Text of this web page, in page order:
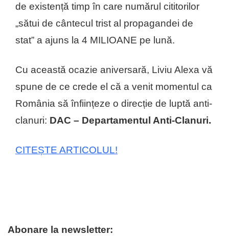
de existență timp în care numărul cititorilor
„sătui de cântecul trist al propagandei de
stat” a ajuns la 4 MILIOANE pe lună.
Cu această ocazie aniversară, Liviu Alexa vă
spune de ce crede el că a venit momentul ca
România să înființeze o direcție de luptă anti-
clanuri: DAC – Departamentul Anti-Clanuri.
CITEȘTE ARTICOLUL!
Abonare la newsletter: